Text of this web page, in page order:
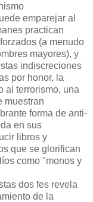
emparejar al
practican
(a menudo
mayores), y
indiscreciones
por honor, la
al terrorismo, una
muestran
forma de anti-
en sus
libros y
que se glorifican
como "monos y
dos fes revela
de la